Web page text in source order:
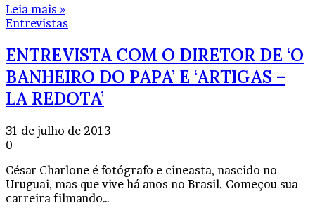
Leia mais »
Entrevistas
ENTREVISTA COM O DIRETOR DE ‘O
BANHEIRO DO PAPA’ E ‘ARTIGAS –
LA REDOTA’
31 de julho de 2013
0
César Charlone é fotógrafo e cineasta, nascido no
Uruguai, mas que vive há anos no Brasil. Começou sua
carreira filmando…